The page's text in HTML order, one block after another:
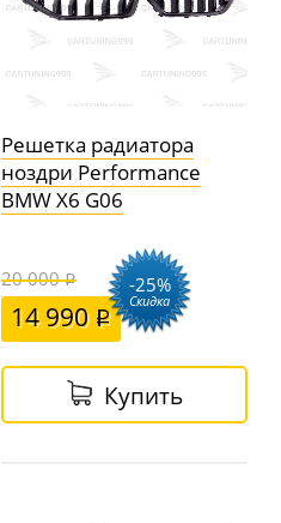
Решетка радиатора
ноздри Performance
BMW X6 G06
20 000
14 990
-25%
Скидка
Купить